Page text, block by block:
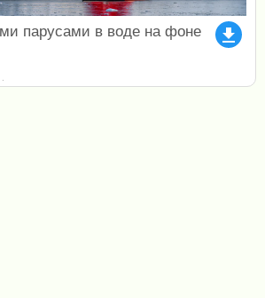
file_download
парусами в воде на фоне